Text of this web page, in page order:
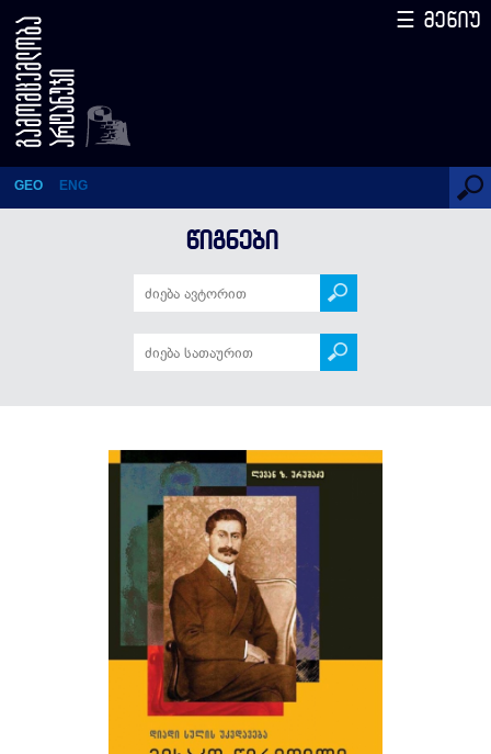
დიადი სულის უკვდავება –
მიხაკო წერეთელი
GEO ENG
☰ მენიუ
ᲬᲘᲒᲜᲔᲑᲘ